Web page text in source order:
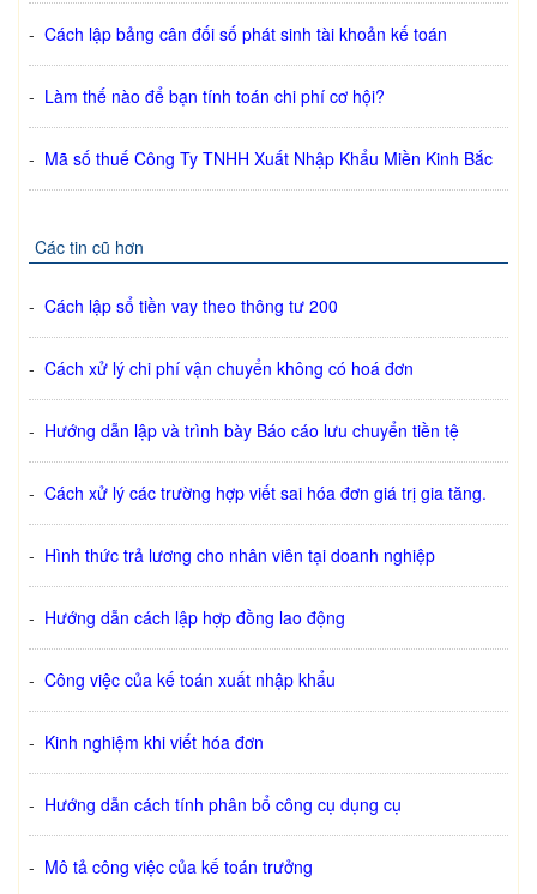
- Cách lập bảng cân đối số phát sinh tài khoản kế toán
- Làm thế nào để bạn tính toán chi phí cơ hội?
- Mã số thuế Công Ty TNHH Xuất Nhập Khẩu Miền Kinh Bắc
Các tin cũ hơn
- Cách lập sổ tiền vay theo thông tư 200
- Cách xử lý chi phí vận chuyển không có hoá đơn
- Hướng dẫn lập và trình bày Báo cáo lưu chuyển tiền tệ
- Cách xử lý các trường hợp viết sai hóa đơn giá trị gia tăng.
- Hình thức trả lương cho nhân viên tại doanh nghiệp
- Hướng dẫn cách lập hợp đồng lao động
- Công việc của kế toán xuất nhập khẩu
- Kinh nghiệm khi viết hóa đơn
- Hướng dẫn cách tính phân bổ công cụ dụng cụ
- Mô tả công việc của kế toán trưởng